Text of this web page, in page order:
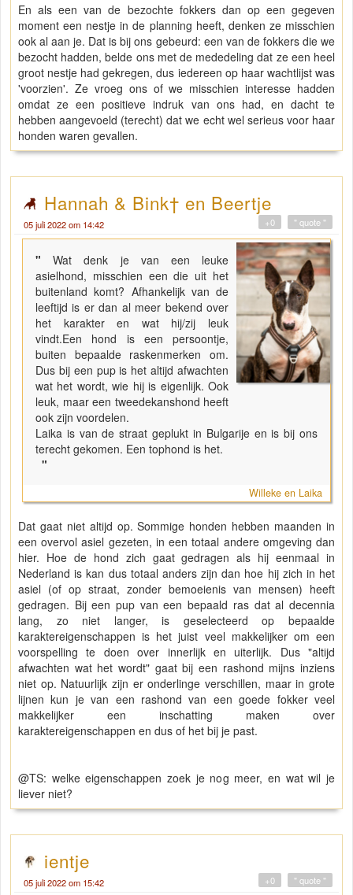
En als een van de bezochte fokkers dan op een gegeven
moment een nestje in de planning heeft, denken ze misschien
ook al aan je. Dat is bij ons gebeurd: een van de fokkers die we
bezocht hadden, belde ons met de mededeling dat ze een heel
groot nestje had gekregen, dus iedereen op haar wachtlijst was
'voorzien'. Ze vroeg ons of we misschien interesse hadden
omdat ze een positieve indruk van ons had, en dacht te
hebben aangevoeld (terecht) dat we echt wel serieus voor haar
honden waren gevallen.
Hannah & Bink† en Beertje
05 juli 2022 om 14:42 " quote "
+0
"Wat denk je van een leuke
asielhond, misschien een die uit het
buitenland komt? Afhankelijk van de
leeftijd is er dan al meer bekend over
het karakter en wat hij/zij leuk
vindt.Een hond is een persoontje,
buiten bepaalde raskenmerken om.
Dus bij een pup is het altijd afwachten
wat het wordt, wie hij is eigenlijk. Ook
leuk, maar een tweedekanshond heeft
ook zijn voordelen.
Laika is van de straat geplukt in Bulgarije en is bij ons
terecht gekomen. Een tophond is het.
"
Willeke en Laika
Dat gaat niet altijd op. Sommige honden hebben maanden in
een overvol asiel gezeten, in een totaal andere omgeving dan
hier. Hoe de hond zich gaat gedragen als hij eenmaal in
Nederland is kan dus totaal anders zijn dan hoe hij zich in het
asiel (of op straat, zonder bemoeienis van mensen) heeft
gedragen. Bij een pup van een bepaald ras dat al decennia
lang, zo niet langer, is geselecteerd op bepaalde
karaktereigenschappen is het juist veel makkelijker om een
voorspelling te doen over innerlijk en uiterlijk. Dus "altijd
afwachten wat het wordt" gaat bij een rashond mijns inziens
niet op. Natuurlijk zijn er onderlinge verschillen, maar in grote
lijnen kun je van een rashond van een goede fokker veel
makkelijker een inschatting maken over
karaktereigenschappen en dus of het bij je past.
@TS: welke eigenschappen zoek je nog meer, en wat wil je
liever niet?
ientje
05 juli 2022 om 15:42 " quote "
+0